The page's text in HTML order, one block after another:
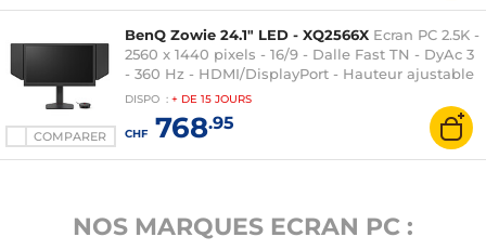
COMPARER
BenQ Zowie 24.1" LED - XQ2566X Ecran PC 2.5K -
2560 x 1440 pixels - 16/9 - Dalle Fast TN - DyAc 3
- 360 Hz - HDMI/DisplayPort - Hauteur ajustable
- S-Switch/Bouclier - Noir
DISPO : + DE 15 JOURS
CHF768.95
NOS MARQUES ECRAN PC :